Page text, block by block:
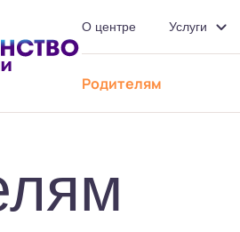
+ Цвет Ф Ф
О центре Услуги
Родителям